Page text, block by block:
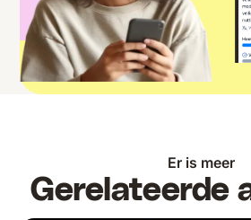
Er is meer
Gerelateerde